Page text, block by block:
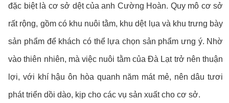
đặc biệt là cơ sở dệt của anh Cường Hoàn. Quy mô cơ sở
rất rộng, gồm có khu nuôi tằm, khu dệt lụa và khu trưng bày
sản phẩm để khách có thể lựa chọn sản phẩm ưng ý. Nhờ
vào thiên nhiên, mà việc nuôi tằm của Đà Lạt trở nên thuận
lợi, với khí hậu ôn hòa quanh năm mát mẻ, nên dâu tươi
phát triển dồi dào, kịp cho các vụ sản xuất cho cơ sở.